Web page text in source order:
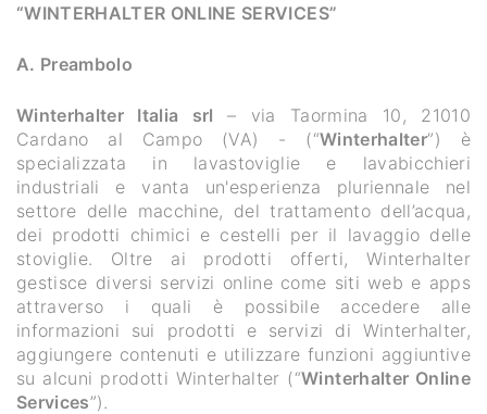
“WINTERHALTER ONLINE SERVICES”
A. Preambolo
Winterhalter Italia srl– via Taormina 10, 21010
Cardano al Campo (VA) - (“Winterhalter”) è
specializzata in lavastoviglie e lavabicchieri
industriali e vanta un'esperienza pluriennale nel
settore delle macchine, del trattamento dell’acqua,
dei prodotti chimici e cestelli per il lavaggio delle
stoviglie. Oltre ai prodotti offerti, Winterhalter
gestisce diversi servizi online come siti web e apps
attraverso i quali è possibile accedere alle
informazioni sui prodotti e servizi di Winterhalter,
aggiungere contenuti e utilizzare funzioni aggiuntive
su alcuni prodotti Winterhalter (“Winterhalter Online
Services”).